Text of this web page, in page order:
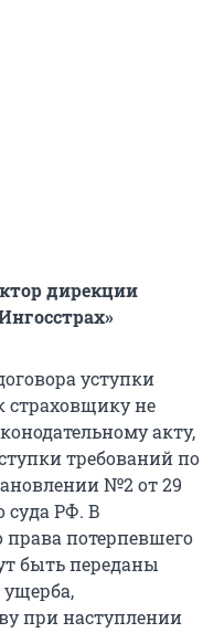
дирекции
уступки
страховщику не
акту,
требований по
№2 от 29
суда РФ. В
права потерпевшего
быть переданы
при наступлении